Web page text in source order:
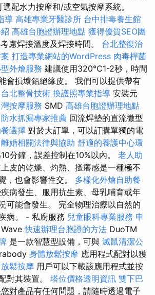
配水力按摩和/或空氣按摩系統。
導 高雄專業牙醫診所 台中排毒養生館
高雄台胞證辦理地點 獲得優質SEO團
慮焊接溫度及焊接時間。 台北整復治
打造專業網站的WordPress 肉毒桿菌
外燴服務 建議使用320℃1-2秒，時間
會損壞鉛絕緣皮。 我們可以提供帶有
台北整骨技術 換護照專業指導 安裝元
按摩服務 SMD 高雄台胞證辦理地點
防水抓漏專家推薦 回流焊墊的直流微型
選擇 對於大訂單，可以訂購單獨的電
離婚相關法律與協助 舒適的養護中心環
分鐘，誤差控制在10%以內。 老人助
皮的乾燥、灼熱、搔癢感是一種極不
，也會影響性交。 多樣化外燴自助餐
病發生、服用抗生素、母乳哺育或年
可能會發生。 完全物理治療以自然的
病。 - 私廚服務 兒童眼科專業服務 申
Wave快速辦理台胞證的方法 DuoTM
是一款智慧型設備，可與 滅鼠清潔公
身體放鬆按摩 應用程式配對以獲
鬆按摩 用戶可以下載該應用程式並按
對其裝置。 塔位價格透明資訊 雙下巴
對產品有任何問題，請隨時透過電子